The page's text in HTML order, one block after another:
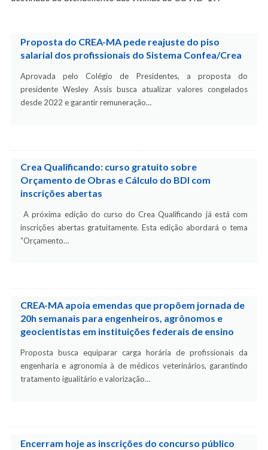
Proposta do CREA-MA pede reajuste do piso
salarial dos profissionais do Sistema Confea/Crea
Aprovada pelo Colégio de Presidentes, a proposta do
presidente Wesley Assis busca atualizar valores congelados
desde 2022 e garantir remuneração…
Crea Qualificando: curso gratuito sobre
Orçamento de Obras e Cálculo do BDI com
inscrições abertas
A próxima edição do curso do Crea Qualificando já está com
inscrições abertas gratuitamente. Esta edição abordará o tema
“Orçamento…
CREA-MA apoia emendas que propõem jornada de
20h semanais para engenheiros, agrônomos e
geocientistas em instituições federais de ensino
Proposta busca equiparar carga horária de profissionais da
engenharia e agronomia à de médicos veterinários, garantindo
tratamento igualitário e valorização…
Encerram hoje as inscrições do concurso público